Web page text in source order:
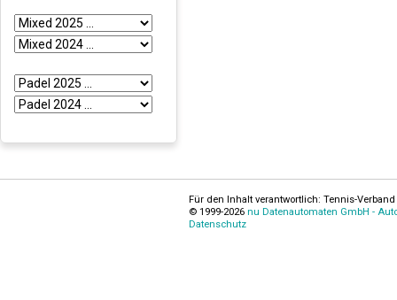
Für den Inhalt verantwortlich: Tennis-
© 1999-2026 nu Datenautomaten GmbH -
Datenschutz